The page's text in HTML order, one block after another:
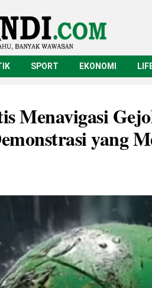
SPORT EKONOMI
Menavigasi
yang